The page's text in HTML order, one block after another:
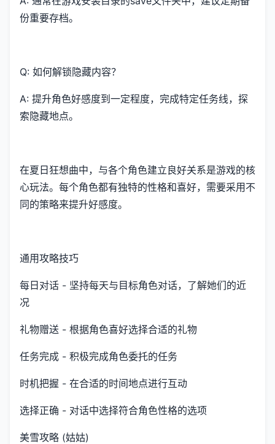
份重要存档。
Q: 如何解锁隐藏内容？
A: 提升角色好感度到一定程度，完成特定任务线，探
索隐藏地点。
在夏日狂想曲中，与各个角色建立良好关系是游戏的核
心玩法。每个角色都有独特的性格和喜好，需要采用不
同的策略来提升好感度。
通用攻略技巧
每日对话 - 坚持每天与目标角色对话，了解她们的近
况
礼物赠送 - 根据角色喜好选择合适的礼物
任务完成 - 积极完成角色委托的任务
时机把握 - 在合适的时间地点进行互动
选择正确 - 对话中选择符合角色性格的选项
美雪攻略 (姑姑)